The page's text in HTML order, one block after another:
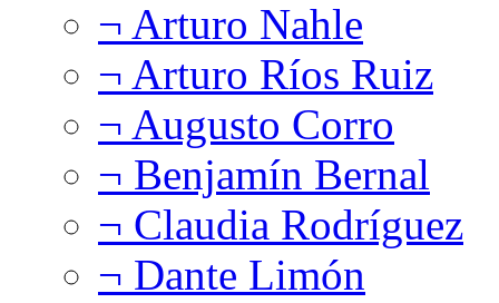
¬ Arturo Nahle
¬ Arturo Ríos Ruiz
¬ Augusto Corro
¬ Benjamín Bernal
¬ Claudia Rodríguez
¬ Dante Limón